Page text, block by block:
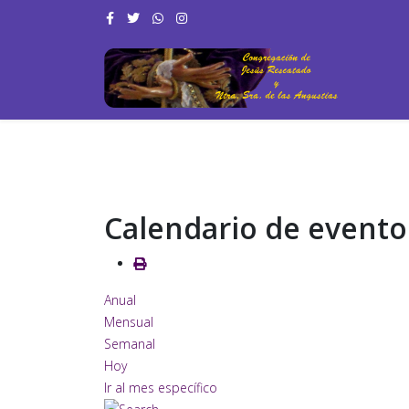
Calendario de
Anual
Mensual
Semanal
Hoy
Ir al mes específico